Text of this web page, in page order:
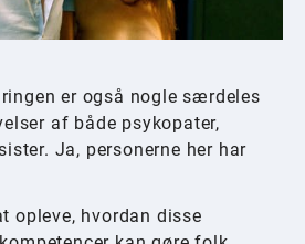
er også nogle særdeles
af både psykopater,
Ja, personerne her har
opleve, hvordan disse